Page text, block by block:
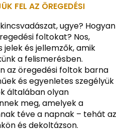
FEL AZ ÖREGEDÉSI
ugye? Hogyan
foltokat? Nos,
jelek és jellemzők, amik
a felismerésben.
az öregedési foltok barna
és egyenletes szegélyük
általában olyan
meg, amelyek a
téve a napnak – tehát az
és dekoltázson.